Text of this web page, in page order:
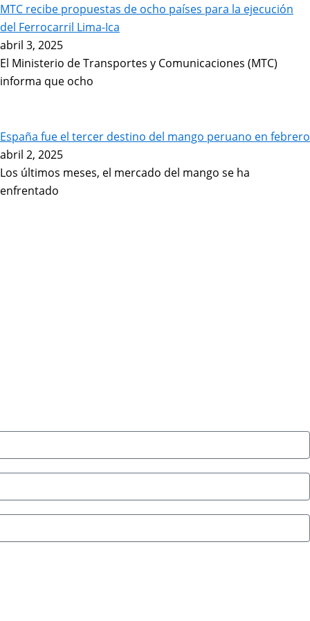
MTC recibe propuestas de ocho países para la ejecución
del Ferrocarril Lima-Ica
abril 3, 2025
El Ministerio de Transportes y Comunicaciones (MTC)
informa que ocho
España fue el tercer destino del mango peruano en febrero
abril 2, 2025
Los últimos meses, el mercado del mango se ha
enfrentado